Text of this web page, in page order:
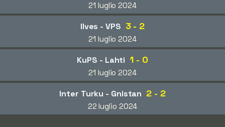
21 luglio 2024
Ilves - VPS 3 - 2
21 luglio 2024
KuPS - Lahti 1 - 0
21 luglio 2024
Inter Turku - Gnistan 2 - 2
22 luglio 2024